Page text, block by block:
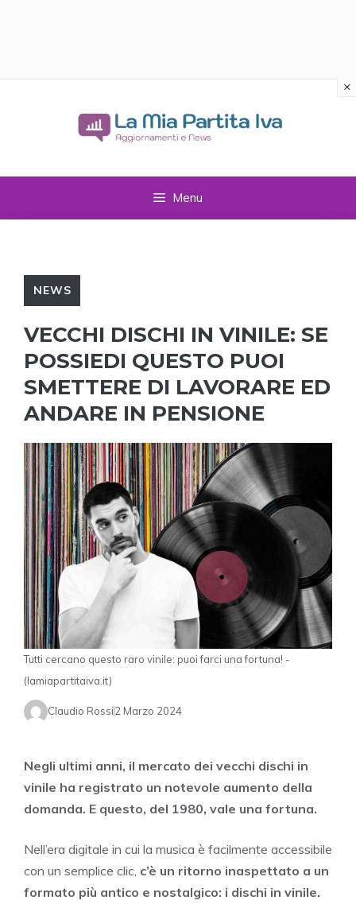
Menu
NEWS
VECCHI DISCHI IN VINILE: SE
POSSIEDI QUESTO PUOI
SMETTERE DI LAVORARE ED
ANDARE IN PENSIONE
Tutti cercano questo raro vinile: puoi farci una fortuna! -
(lamiapartitaiva.it)
Claudio Rossi2 Marzo 2024
Negli ultimi anni, il mercato dei vecchi dischi in
vinile ha registrato un notevole aumento della
domanda. E questo, del 1980, vale una fortuna.
Nell’era digitale in cui la musica è facilmente accessibile
con un semplice clic, c’è un ritorno inaspettato a un
formato più antico e nostalgico: i dischi in vinile.
×